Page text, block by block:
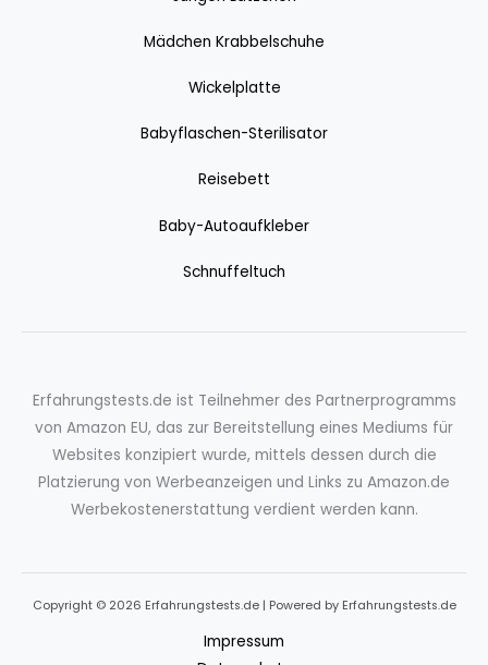
Mädchen Krabbelschuhe
Wickelplatte
Babyflaschen-Sterilisator
Reisebett
Baby-Autoaufkleber
Schnuffeltuch
Erfahrungstests.de ist Teilnehmer des Partnerprogramms
von Amazon EU, das zur Bereitstellung eines Mediums für
Websites konzipiert wurde, mittels dessen durch die
Platzierung von Werbeanzeigen und Links zu Amazon.de
Werbekostenerstattung verdient werden kann.
Copyright © 2026 Erfahrungstests.de | Powered by Erfahrungstests.de
Impressum